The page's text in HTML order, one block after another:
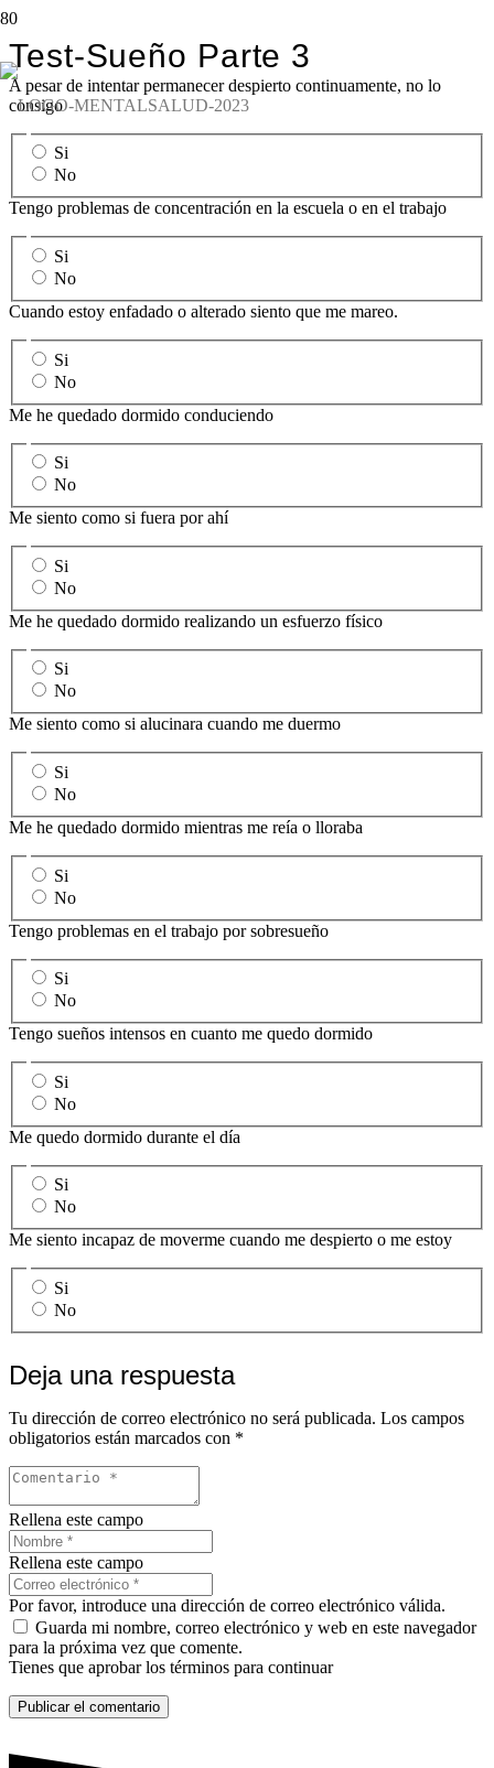
Test-Sueño Parte 3
A pesar de intentar permanecer despierto continuamente, no lo
consigo
Si
No
Tengo problemas de concentración en la escuela o en el trabajo
Si
No
Cuando estoy enfadado o alterado siento que me mareo.
Si
No
Me he quedado dormido conduciendo
Si
No
Me siento como si fuera por ahí
Si
No
Me he quedado dormido realizando un esfuerzo físico
Si
No
Me siento como si alucinara cuando me duermo
Si
No
Me he quedado dormido mientras me reía o lloraba
Si
No
Tengo problemas en el trabajo por sobresueño
Si
No
Tengo sueños intensos en cuanto me quedo dormido
Si
No
Me quedo dormido durante el día
Si
No
Me siento incapaz de moverme cuando me despierto o me estoy
Si
No
Deja una respuesta
Tu dirección de correo electrónico no será publicada. Los campos
obligatorios están marcados con *
Rellena este campo
Rellena este campo
Por favor, introduce una dirección de correo electrónico válida.
Guarda mi nombre, correo electrónico y web en este navegador
para la próxima vez que comente.
Tienes que aprobar los términos para continuar
Publicar el comentario